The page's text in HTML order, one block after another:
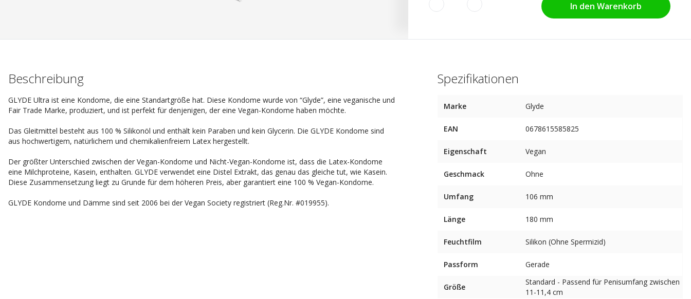
In den Warenkorb
Beschreibung
GLYDE Ultra ist eine Kondome, die eine Standartgröße hat. Diese Kondome wurde von “Glyde”, eine veganische und
Fair Trade Marke, produziert, und ist perfekt für denjenigen, der eine Vegan-Kondome haben möchte.
Das Gleitmittel besteht aus 100 % Silikonöl und enthält kein Paraben und kein Glycerin. Die GLYDE Kondome sind
aus hochwertigem, natürlichem und chemikalienfreiem Latex hergestellt.
Der größter Unterschied zwischen der Vegan-Kondome und Nicht-Vegan-Kondome ist, dass die Latex-Kondome
eine Milchproteine, Kasein, enthalten. GLYDE verwendet eine Distel Extrakt, das genau das gleiche tut, wie Kasein.
Diese Zusammensetzung liegt zu Grunde für dem höheren Preis, aber garantiert eine 100 % Vegan-Kondome.
GLYDE Kondome und Dämme sind seit 2006 bei der Vegan Society registriert (Reg.Nr. #019955).
Spezifikationen
Marke Glyde
EAN 0678615585825
Eigenschaft Vegan
Geschmack Ohne
Umfang 106 mm
Länge 180 mm
Feuchtfilm Silikon (Ohne Spermizid)
Passform Gerade
Größe
Standard - Passend für Penisumfang zwischen
11-11,4 cm